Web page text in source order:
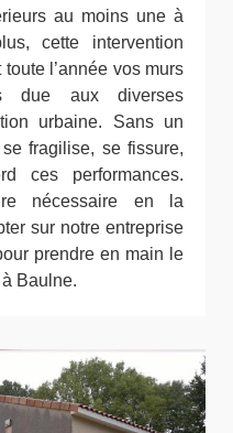
au moins une à
cette intervention
l’année vos murs
due aux diverses
urbaine. Sans un
fragilise, se fissure,
ces performances.
nécessaire en la
sur notre entreprise
prendre en main le
Baulne.